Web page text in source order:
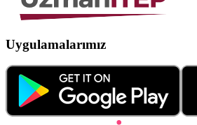
Uygulamalarımız